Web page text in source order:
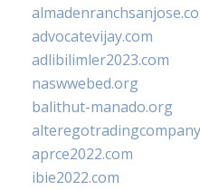
advocatevijay.com
adlibilimler2023.com
naswwebed.org
balithut-manado.org
aprce2022.com
ibie2022.com